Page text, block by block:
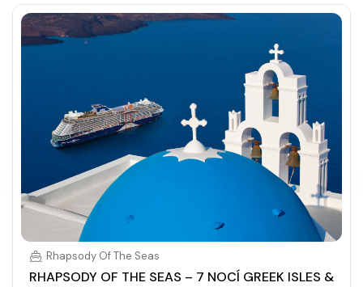
Rhapsody Of The Seas
RHAPSODY OF THE SEAS – 7 NOCÍ GREEK ISLES &